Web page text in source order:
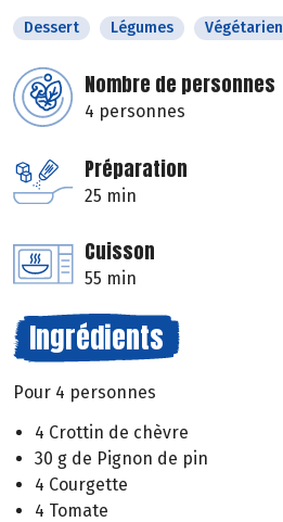
Dessert Légumes Végétarien
Nombre de personnes
4 personnes
Préparation
25 min
Cuisson
55 min
Ingrédients
Pour 4 personnes
4 Crottin de chèvre
30 g de Pignon de pin
4 Courgette
4 Tomate